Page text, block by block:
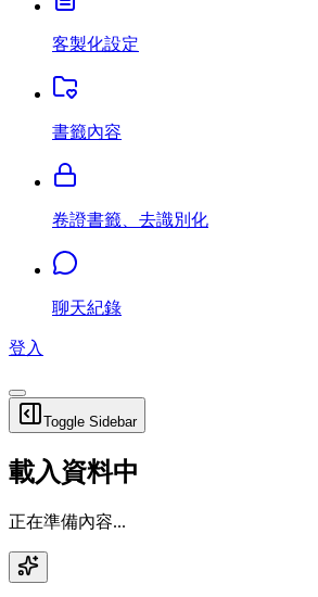
客製化設定
書籤內容
卷證書籤、去識別化
聊天紀錄
登入
Toggle Sidebar
載入資料中
正在準備內容...